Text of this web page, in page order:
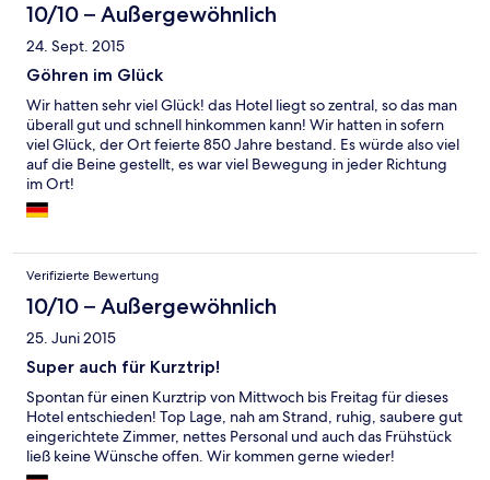
10/10 – Außergewöhnlich
24. Sept. 2015
Göhren im Glück
Wir hatten sehr viel Glück! das Hotel liegt so zentral, so das man
überall gut und schnell hinkommen kann! Wir hatten in sofern
viel Glück, der Ort feierte 850 Jahre bestand. Es würde also viel
auf die Beine gestellt, es war viel Bewegung in jeder Richtung
im Ort!
Verifizierte Bewertung
10/10 – Außergewöhnlich
25. Juni 2015
Super auch für Kurztrip!
Spontan für einen Kurztrip von Mittwoch bis Freitag für dieses
Hotel entschieden! Top Lage, nah am Strand, ruhig, saubere gut
eingerichtete Zimmer, nettes Personal und auch das Frühstück
ließ keine Wünsche offen. Wir kommen gerne wieder!